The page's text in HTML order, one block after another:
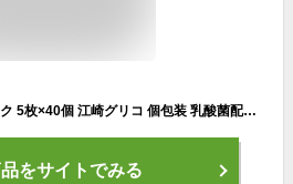
ビスコ 発酵バター ミニパック 5枚×40個 江崎グリコ 個包装 乳酸菌配合 クッキー ビスケット お菓子 おかし
をサイトでみる